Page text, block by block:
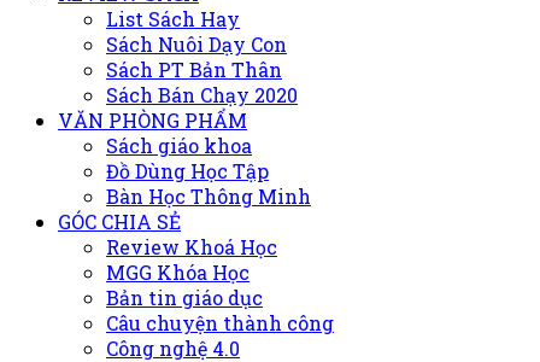
List Sách Hay
Sách Nuôi Dạy Con
Sách PT Bản Thân
Sách Bán Chạy 2020
VĂN PHÒNG PHẨM
Sách giáo khoa
Đồ Dùng Học Tập
Bàn Học Thông Minh
GÓC CHIA SẺ
Review Khoá Học
MGG Khóa Học
Bản tin giáo dục
Câu chuyện thành công
Công nghệ 4.0